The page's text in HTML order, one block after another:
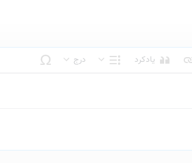
یادکرد
درج